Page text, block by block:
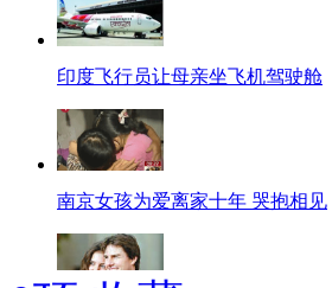
印度飞行员让母亲坐飞机驾驶舱
南京女孩为爱离家十年 哭抱相见